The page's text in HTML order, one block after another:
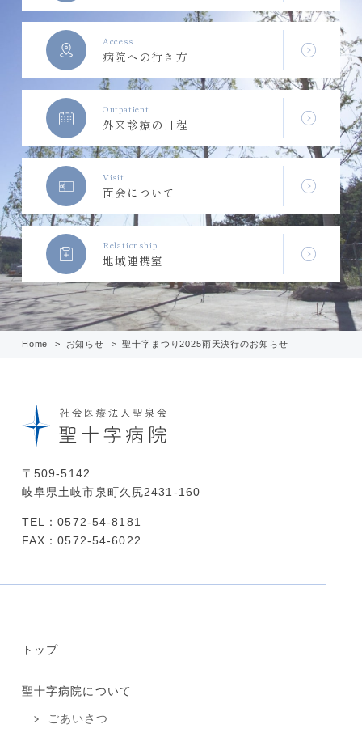
Access
病院への行き方
Outpatient
外来診療の日程
Visit
面会について
Relationship
地域連携室
Home お知らせ 聖十字まつり2025雨天決行のお知らせ
〒509-5142
岐阜県土岐市泉町久尻2431-160
TEL：0572-54-8181
FAX：0572-54-6022
トップ
聖十字病院について
ごあいさつ